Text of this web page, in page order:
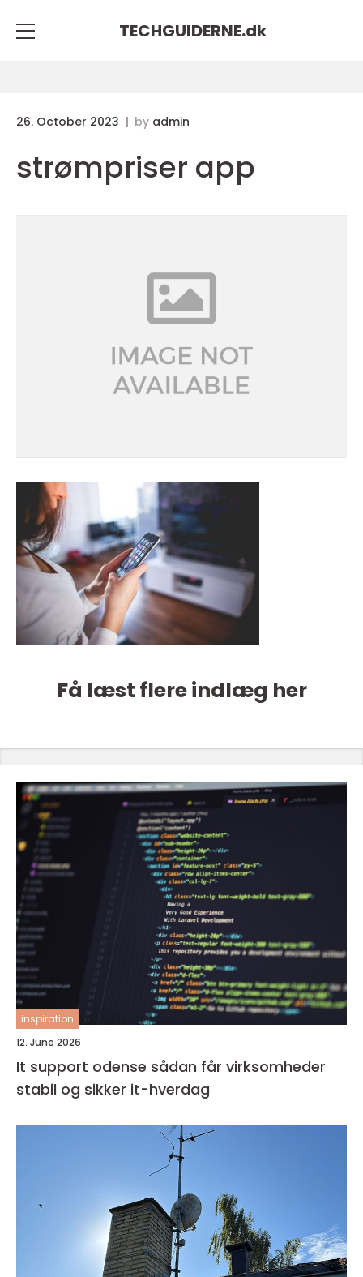
TECHGUIDERNE.dk
26. October 2023 by admin
strømpriser app
Få læst flere indlæg her
inspiration
12. June 2026
It support odense sådan får virksomheder
stabil og sikker it-hverdag